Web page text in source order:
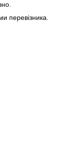
перевізника.